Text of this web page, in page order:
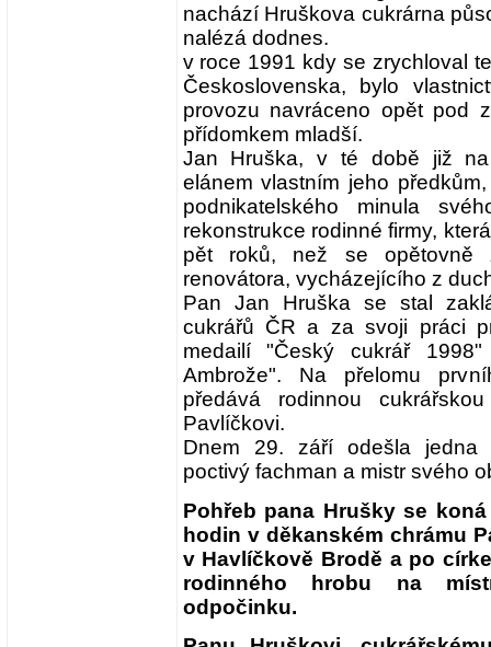
nachází Hruškova cukrárna
nalézá dodnes.
v roce 1991 kdy se zrychloval
Československa, bylo
provozu navráceno opět pod
přídomkem mladší.
Jan Hruška, v té době již
elánem vlastním jeho
podnikatelského minula
rekonstrukce rodinné firmy,
pět roků, než se opětovně
renovátora, vycházejícího z
Pan Jan Hruška se stal
cukrářů ČR a za svoji práci
medailí "Český cukrář
Ambrože". Na přelomu
předává rodinnou
Pavlíčkovi.
Dnem 29. září odešla jedna
poctivý fachman a mistr svého
Pohřeb pana Hrušky se
hodin v děkanském chrámu
v Havlíčkově Brodě a po
rodinného hrobu na
odpočinku.